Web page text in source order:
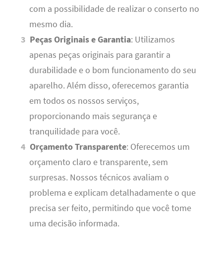
com a possibilidade de realizar o conserto no
mesmo dia.
Peças Originais e Garantia: Utilizamos
apenas peças originais para garantir a
durabilidade e o bom funcionamento do seu
aparelho. Além disso, oferecemos garantia
em todos os nossos serviços,
proporcionando mais segurança e
tranquilidade para você.
Orçamento Transparente: Oferecemos um
orçamento claro e transparente, sem
surpresas. Nossos técnicos avaliam o
problema e explicam detalhadamente o que
precisa ser feito, permitindo que você tome
uma decisão informada.